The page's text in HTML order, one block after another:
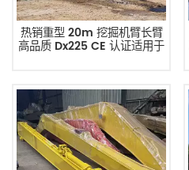
热销重型 20m 挖掘机臂长臂
高品质 Dx225 CE 认证适用于